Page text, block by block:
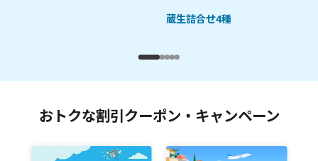
蔵生詰合せ4種
おトクな割引クーポン・キャンペーン